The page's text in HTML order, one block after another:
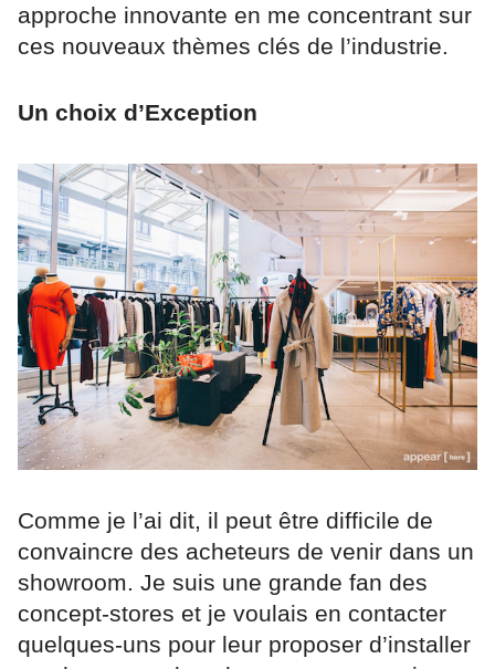
approche innovante en me concentrant sur
ces nouveaux thèmes clés de l’industrie.
Un choix d’Exception
Comme je l’ai dit, il peut être difficile de
convaincre des acheteurs de venir dans un
showroom. Je suis une grande fan des
concept-stores et je voulais en contacter
quelques-uns pour leur proposer d’installer